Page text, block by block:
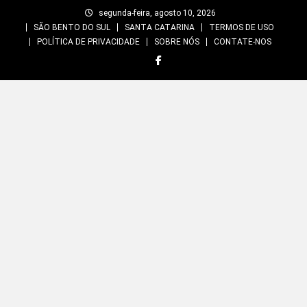
segunda-feira, agosto 10, 2026
SÃO BENTO DO SUL
SANTA CATARINA
TERMOS DE USO
POLÍTICA DE PRIVACIDADE
SOBRE NÓS CONTATE-NOS